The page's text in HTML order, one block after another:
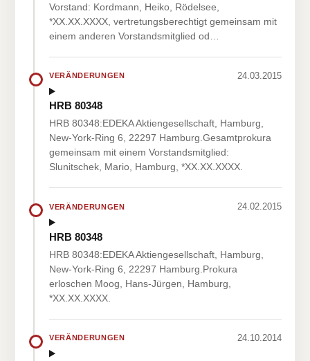
Vorstand: Kordmann, Heiko, Rödelsee,
*XX.XX.XXXX, vertretungsberechtigt gemeinsam mit
einem anderen Vorstandsmitglied od…
VERÄNDERUNGEN 24.03.2015
HRB 80348
HRB 80348:EDEKA Aktiengesellschaft, Hamburg,
New-York-Ring 6, 22297 Hamburg.Gesamtprokura
gemeinsam mit einem Vorstandsmitglied:
Slunitschek, Mario, Hamburg, *XX.XX.XXXX.
VERÄNDERUNGEN 24.02.2015
HRB 80348
HRB 80348:EDEKA Aktiengesellschaft, Hamburg,
New-York-Ring 6, 22297 Hamburg.Prokura
erloschen Moog, Hans-Jürgen, Hamburg,
*XX.XX.XXXX.
VERÄNDERUNGEN 24.10.2014